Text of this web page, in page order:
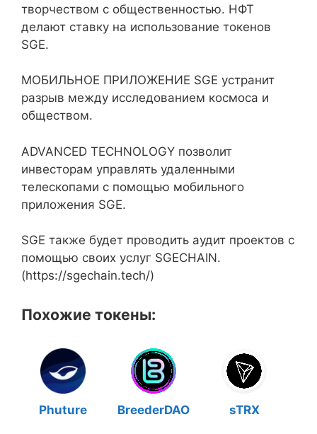
творчеством с общественностью. НФТ
делают ставку на использование токенов
SGE.
МОБИЛЬНОЕ ПРИЛОЖЕНИЕ SGE устранит
разрыв между исследованием космоса и
обществом.
ADVANCED TECHNOLOGY позволит
инвесторам управлять удаленными
телескопами с помощью мобильного
приложения SGE.
SGE также будет проводить аудит проектов с
помощью своих услуг SGECHAIN.
(https://sgechain.tech/)
Похожие токены:
Phuture BreederDAO sTRX